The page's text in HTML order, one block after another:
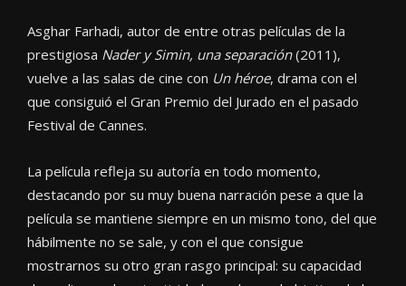
Asghar Farhadi, autor de entre otras películas de la
prestigiosa Nader y Simin, una separación(2011),
vuelve a las salas de cine con Un héroe, drama con el
que consiguió el Gran Premio del Jurado en el pasado
Festival de Cannes.
La película refleja su autoría en todo momento,
destacando por su muy buena narración pese a que la
película se mantiene siempre en un mismo tono, del que
hábilmente no se sale, y con el que consigue
mostrarnos su otro gran rasgo principal: su capacidad